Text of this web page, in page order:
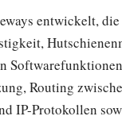
entwickelt,
Routing
IP-Protokollen